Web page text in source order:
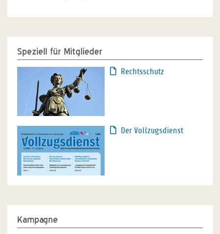
Speziell für Mitglieder
Rechtsschutz
Der Vollzugsdienst
Kampagne